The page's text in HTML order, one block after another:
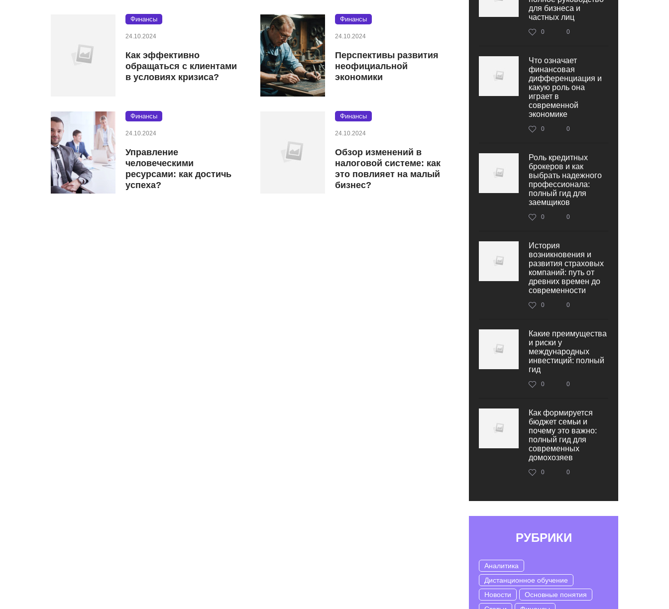
Финансы
24.10.2024
Как эффективно
обращаться с клиентами
в условиях кризиса?
Финансы
24.10.2024
Перспективы развития
неофициальной
экономики
Финансы
24.10.2024
Управление
человеческими
ресурсами: как достичь
успеха?
Финансы
24.10.2024
Обзор изменений в
налоговой системе: как
это повлияет на малый
бизнес?
для бизнеса и
частных лиц
0 0
Что означает
финансовая
дифференциация и
какую роль она
играет в
современной
экономике
0 0
Роль кредитных
брокеров и как
выбрать надежного
профессионала:
полный гид для
заемщиков
0 0
История
возникновения и
развития страховых
компаний: путь от
древних времен до
современности
0 0
Какие преимущества
и риски у
международных
инвестиций: полный
гид
0 0
Как формируется
бюджет семьи и
почему это важно:
полный гид для
современных
домохозяев
0 0
РУБРИКИ
Аналитика
Дистанционное обучение
Новости
Основные понятия